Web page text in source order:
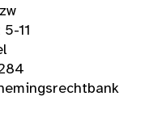
11